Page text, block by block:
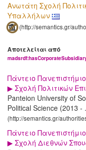
Ανωτάτη Σχολή
Υπαλλήλων
(http://semantics.gr/
Αποτελείται από
Πάντειο
▶ Σχολή Πολιτικών
Panteion University of
Political Science (2013 -
(http://semantics.gr/
Πάντειο
▶ Σχολή Διεθνών